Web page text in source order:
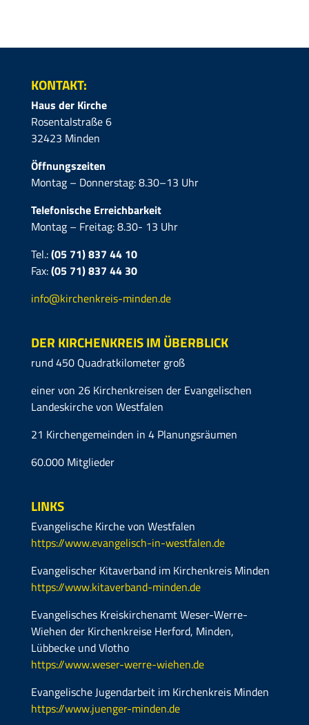
KONTAKT:
Haus der Kirche
Rosentalstraße 6
32423 Minden
Öffnungszeiten
Montag – Donnerstag: 8.30–13 Uhr
Telefonische Erreichbarkeit
Montag – Freitag: 8.30- 13 Uhr
Tel.:(05 71) 837 44 10
Fax:(05 71)837 44 30
info@kirchenkreis-minden.de
DER KIRCHENKREIS IM ÜBERBLICK
rund 450 Quadratkilometer groß
einer von 26 Kirchenkreisen der Evangelischen
Landeskirche von Westfalen
21 Kirchengemeinden in 4 Planungsräumen
60.000 Mitglieder
LINKS
Evangelische Kirche von Westfalen
https://www.evangelisch-in-westfalen.de
Evangelischer Kitaverband im Kirchenkreis Minden
https://www.kitaverband-minden.de
Evangelisches Kreiskirchenamt Weser-Werre-
Wiehen der Kirchenkreise Herford, Minden,
Lübbecke und Vlotho
https://www.weser-werre-wiehen.de
Evangelische Jugendarbeit im Kirchenkreis Minden
https://www.juenger-minden.de